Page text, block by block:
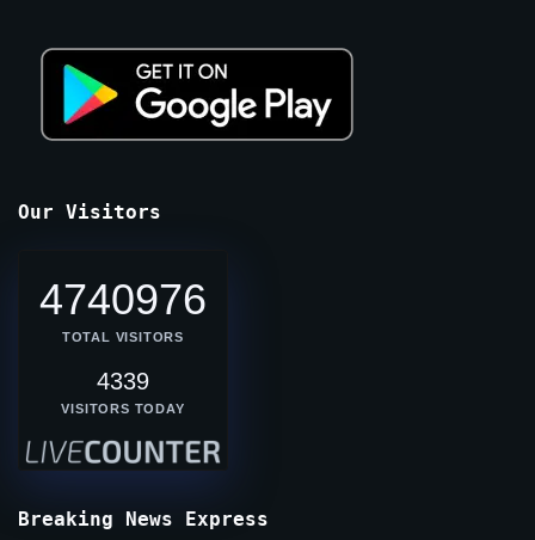
Our Visitors
4740976
TOTAL VISITORS
4339
VISITORS TODAY
Breaking News Express